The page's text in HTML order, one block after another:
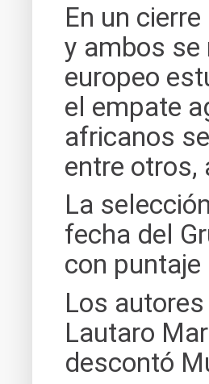
En un
y ambos se
europeo
el empate
africanos
entre otros,
La
fecha del
con puntaje
Los
Lautaro
descontó